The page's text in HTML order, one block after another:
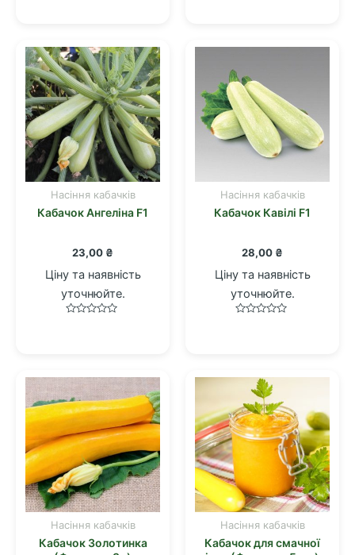
Насіння кабачків
Кабачок Ангеліна F1
23,00 ₴
Ціну та наявність
уточнюйте.
Насіння кабачків
Кабачок Кавілі F1
28,00 ₴
Ціну та наявність
уточнюйте.
Насіння кабачків
Кабачок Золотинка
Насіння кабачків
Кабачок для смачної